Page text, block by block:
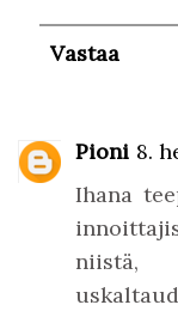
Vastaa
Pioni 8.
Ihana
niistä,